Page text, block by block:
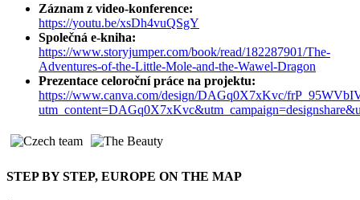
Záznam z video-konference:
https://youtu.be/xsDh4vuQSgY
Společná e-kniha:
https://www.storyjumper.com/book/read/182287901/The-
Adventures-of-the-Little-Mole-and-the-Wawel-Dragon
Prezentace celoroční práce na projektu:
https://www.canva.com/design/DAGq0X7xKvc/
STEP BY STEP, EUROPE ON THE MAP